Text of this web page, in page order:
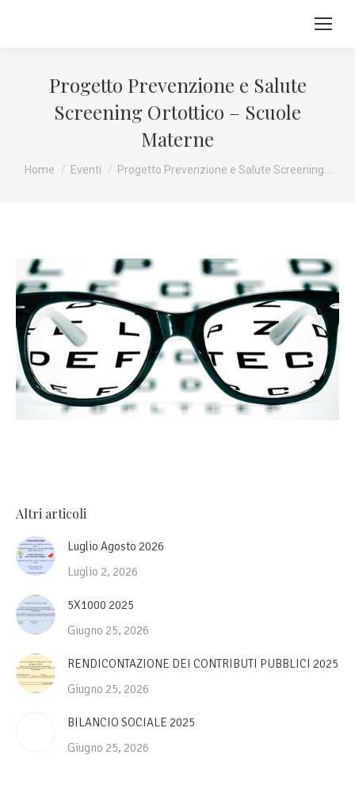
Progetto Prevenzione e Salute
Screening Ortottico – Scuole
Materne
Tu sei qui:
Home Eventi Progetto Prevenzione e Salute Screening…
Altri articoli
Luglio Agosto 2026
Luglio 2, 2026
5X1000 2025
Giugno 25, 2026
RENDICONTAZIONE DEI CONTRIBUTI PUBBLICI 2025
Giugno 25, 2026
BILANCIO SOCIALE 2025
Giugno 25, 2026